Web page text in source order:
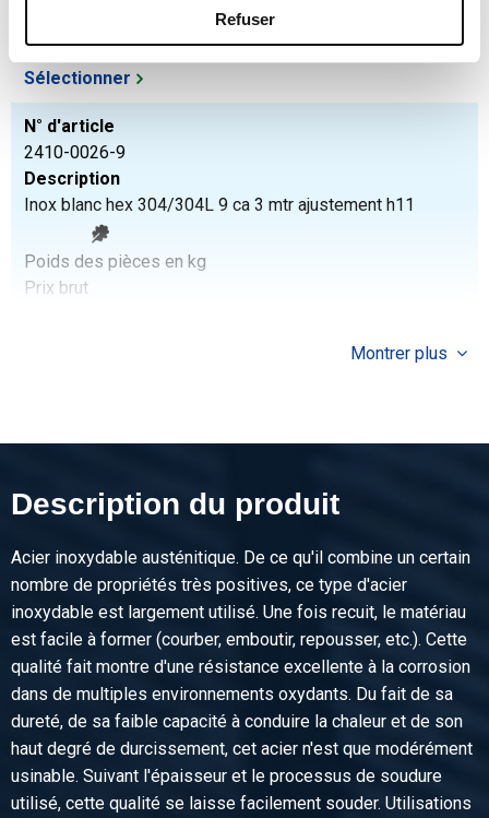
Refuser
Prix brut
Sélectionner
N° d'article
2410-0026-9
Description
Inox blanc hex 304/304L 9 ca 3 mtr ajustement h11
Poids des pièces en kg
Prix brut
Inox blanc hex 304/304L 10 ca 3 mtr ajustement h11
Poids des pièces en kg
Sélectionner
N° d'article
2410-0026-11
Description
Inox blanc hex 304/304L 11 ca 3 mtr ajustement h11
Poids des pièces en kg
Prix brut
Sélectionner
Montrer plus
Description du produit
Acier inoxydable austénitique. De ce qu'il combine un certain
nombre de propriétés très positives, ce type d'acier
inoxydable est largement utilisé. Une fois recuit, le matériau
est facile à former (courber, emboutir, repousser, etc.). Cette
qualité fait montre d'une résistance excellente à la corrosion
dans de multiples environnements oxydants. Du fait de sa
dureté, de sa faible capacité à conduire la chaleur et de son
haut degré de durcissement, cet acier n'est que modérément
usinable. Suivant l'épaisseur et le processus de soudure
utilisé, cette qualité se laisse facilement souder. Utilisations